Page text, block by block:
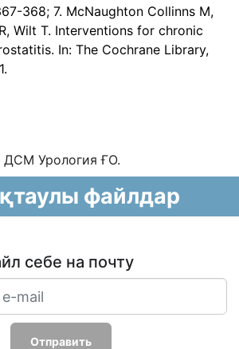
368; 7. McNaughton Collinns M,
Wilt T. Interventions for chronic
In: The Cochrane Library,
ДСМ Урология ҒО.
файлдар
себе на почту
Отправить